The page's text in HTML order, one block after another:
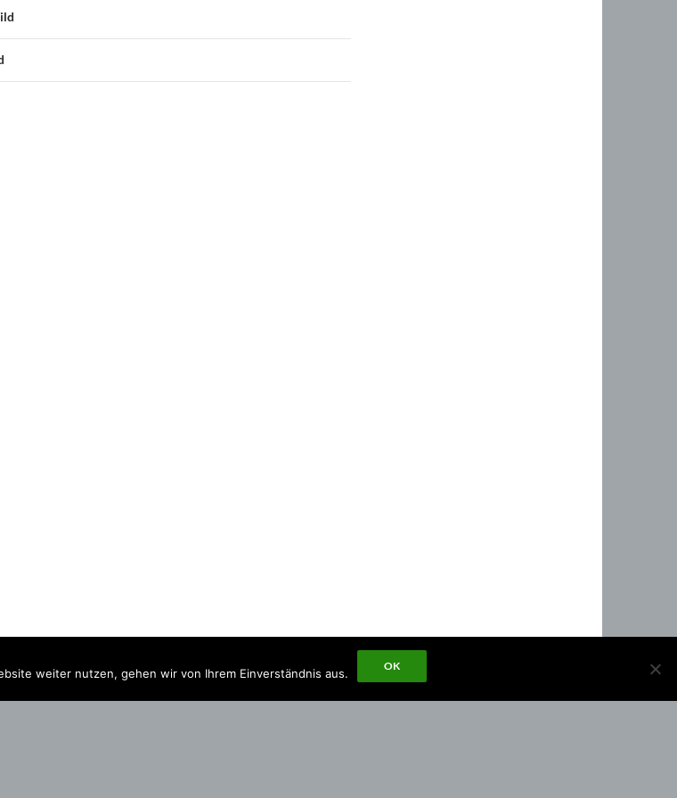
weiter nutzen, gehen wir von Ihrem Einverständnis aus.
OK